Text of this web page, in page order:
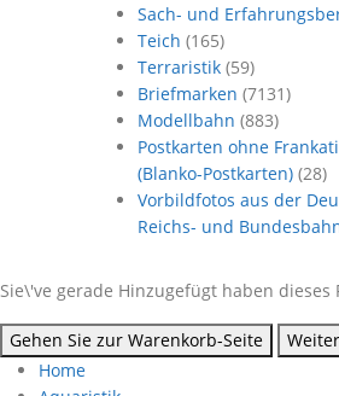
Sach- und
Teich (165)
Terraristik (59)
Briefmarken (7131)
Modellbahn (883)
Postkarten ohne
(Blanko-Postkarten) (28)
Vorbildfotos aus der
Reichs- und
Sie\'ve gerade Hinzugefügt haben
Gehen Sie zur Warenkorb-Seite
Weiter
Home